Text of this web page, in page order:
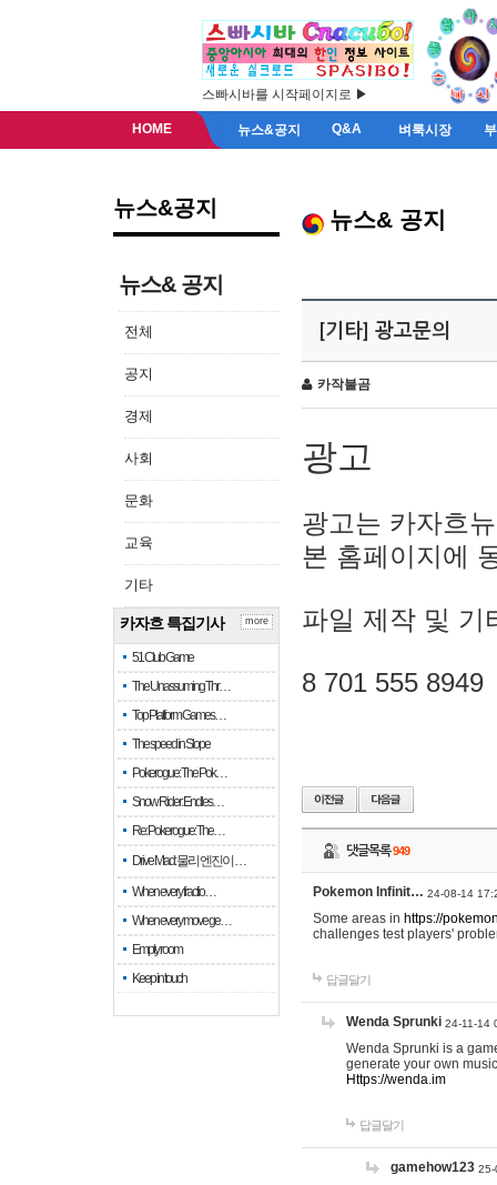
스빠시바를 시작페이지로 ▶
HOME 뉴스&공지 Q&A 벼룩시장
뉴스&공지
뉴스& 공지
전체
공지
경제
사회
문화
교육
기타
카자흐 특집기사
51 Club Game
The Unassuming Thr…
Top Platform Games…
The speed in Slope
Pokerogue: The Pok…
Snow Rider: Endles…
Re: Pokerogue: The…
Drive Mad: 물리 엔진이 …
When every fractio…
When every move ge…
Empty room
Keep in touch
more
뉴스& 공지
[기타] 광고문의
카작불곰
광고
광고는 카자흐
본 홈페이지에
파일 제작 및 기
8 701 555 8949
댓글목록949
Pokemon Infinit… 24-08-14
Some areas in https://
challenges test players'
답글달기
Wenda Sprunki 24-11-14
Wenda Sprunki is a
generate your own
Https://wenda.im
답글달기
gamehow123 25-